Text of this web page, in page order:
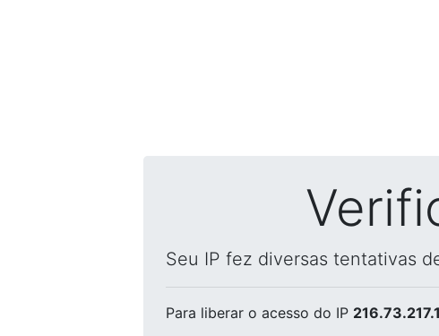
Seu IP fez diversas tentativas
Para liberar o acesso do IP